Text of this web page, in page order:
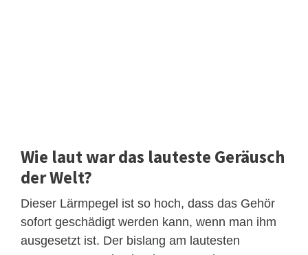
Wie laut war das lauteste Geräusch
der Welt?
Dieser Lärmpegel ist so hoch, dass das Gehör
sofort geschädigt werden kann, wenn man ihm
ausgesetzt ist. Der bislang am lautesten